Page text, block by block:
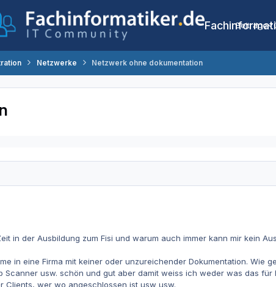
Beiträge
Netzwerke Netzwerk ohne dokumentation
in der Ausbildung zum Fisi und warum auch immer kann mir kein
in eine Firma mit keiner oder unzureichender Dokumentation. Wie
Scanner usw. schön und gut aber damit weiss ich weder was das
Clients, wer wo angeschlossen ist usw usw.